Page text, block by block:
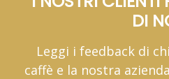
DI
Leggi i feedback di
caffè e la nostra